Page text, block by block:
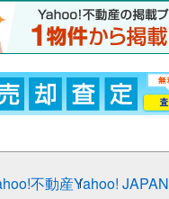
不動産Yahoo! JAPAN